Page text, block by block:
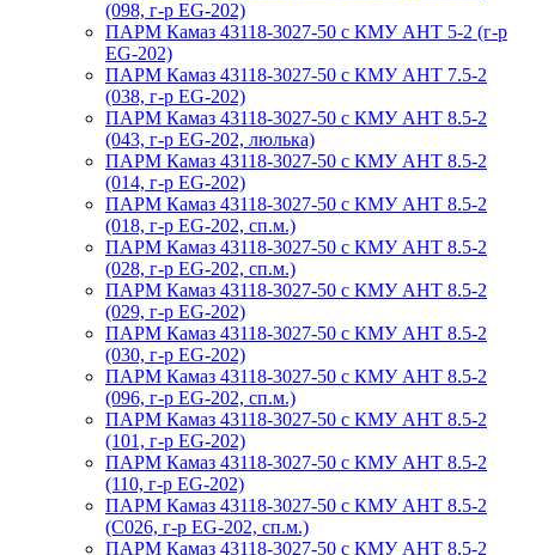
(098, г-р EG-202)
ПАРМ Камаз 43118-3027-50 с КМУ АНТ 5-2 (г-р
EG-202)
ПАРМ Камаз 43118-3027-50 с КМУ АНТ 7.5-2
(038, г-р EG-202)
ПАРМ Камаз 43118-3027-50 с КМУ АНТ 8.5-2
(043, г-р EG-202, люлька)
ПАРМ Камаз 43118-3027-50 с КМУ АНТ 8.5-2
(014, г-р EG-202)
ПАРМ Камаз 43118-3027-50 с КМУ АНТ 8.5-2
(018, г-р EG-202, сп.м.)
ПАРМ Камаз 43118-3027-50 с КМУ АНТ 8.5-2
(028, г-р EG-202, сп.м.)
ПАРМ Камаз 43118-3027-50 с КМУ АНТ 8.5-2
(029, г-р EG-202)
ПАРМ Камаз 43118-3027-50 с КМУ АНТ 8.5-2
(030, г-р EG-202)
ПАРМ Камаз 43118-3027-50 с КМУ АНТ 8.5-2
(096, г-р EG-202, сп.м.)
ПАРМ Камаз 43118-3027-50 с КМУ АНТ 8.5-2
(101, г-р EG-202)
ПАРМ Камаз 43118-3027-50 с КМУ АНТ 8.5-2
(110, г-р EG-202)
ПАРМ Камаз 43118-3027-50 с КМУ АНТ 8.5-2
(С026, г-р EG-202, сп.м.)
ПАРМ Камаз 43118-3027-50 с КМУ АНТ 8.5-2